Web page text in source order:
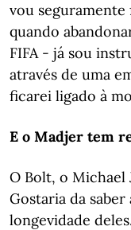
vou
quando
FIFA - já sou
através de uma
ficarei ligado à
E o Madjer tem
O Bolt, o Michael
Gostaria da saber
longevidade